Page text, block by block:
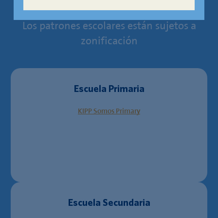
Los patrones escolares están sujetos a
zonificación
Escuela Primaria
KIPP Somos Primary
Escuela Secundaria